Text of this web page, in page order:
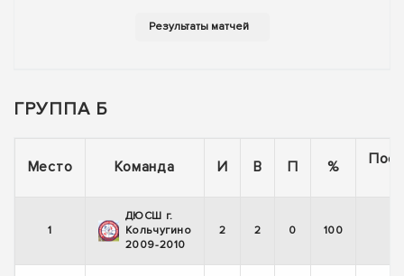
ГРУППА Б
Место Команда И В П %
1
ДЮСШ г.
Кольчугино
2009-2010
2 2 0 100